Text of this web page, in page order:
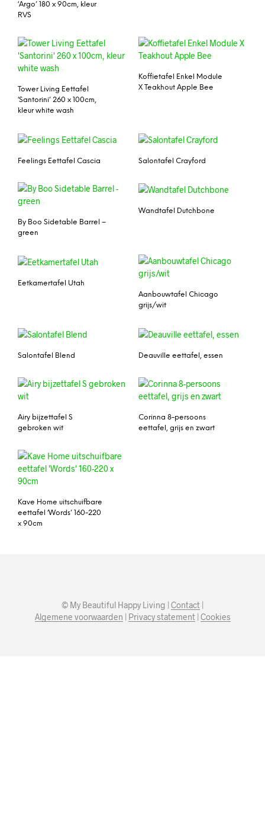
‘Argo’ 180 x 90cm, kleur
RVS
Tower Living Eettafel
‘Santorini’ 260 x 100cm,
kleur white wash
Koffietafel Enkel Module
X Teakhout Apple Bee
Feelings Eettafel Cascia Salontafel Crayford
By Boo Sidetable Barrel –
green
Wandtafel Dutchbone
Eetkamertafel Utah
Aanbouwtafel Chicago
grijs/wit
Salontafel Blend Deauville eettafel, essen
Airy bijzettafel S
gebroken wit
Corinna 8-persoons
eettafel, grijs en zwart
Kave Home uitschuifbare
eettafel ‘Words’ 160-220
x 90cm
© My Beautiful Happy Living | Contact
Algemene voorwaarden
Privacy statement| Cookies